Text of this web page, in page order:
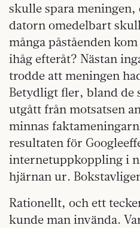
skulle spara
datorn omedelbart
många påståenden
ihåg efteråt? Nästan
trodde att meningen
Betydligt fler, bland de
utgått från motsatsen
minnas
resultaten för
internetuppkoppling i
hjärnan ur.
Rationellt, och ett
kunde man invända.